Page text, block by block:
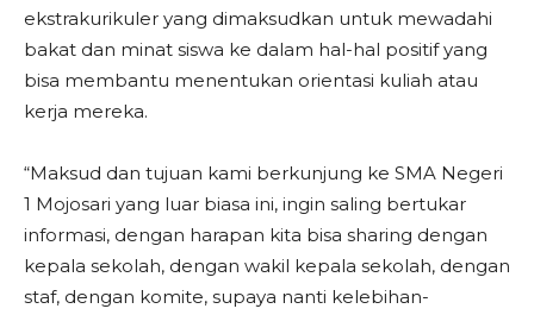
ekstrakurikuler yang dimaksudkan untuk mewadahi
bakat dan minat siswa ke dalam hal-hal positif yang
bisa membantu menentukan orientasi kuliah atau
kerja mereka.
“Maksud dan tujuan kami berkunjung ke SMA Negeri
1 Mojosari yang luar biasa ini, ingin saling bertukar
informasi, dengan harapan kita bisa sharing dengan
kepala sekolah, dengan wakil kepala sekolah, dengan
staf, dengan komite, supaya nanti kelebihan-